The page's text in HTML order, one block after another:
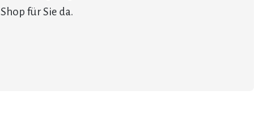
Shop für Sie da.